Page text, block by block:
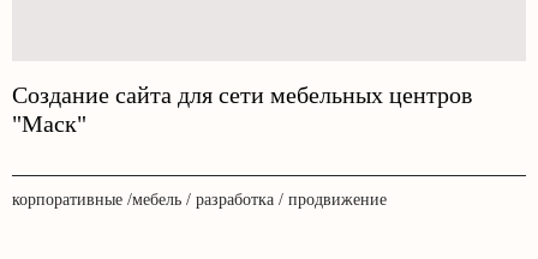
Создание сайта для сети мебельных центров
"Маск"
корпоративные /мебель / разработка / продвижение